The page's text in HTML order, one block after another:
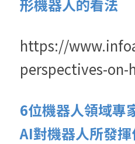
形機器人的看法
https://
perspectives-
6位機器人領域專
AI對機器人所發揮